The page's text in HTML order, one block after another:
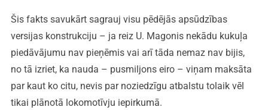
Šis fakts savukārt sagrauj visu pēdējās apsūdzības
versijas konstrukciju – ja reiz U. Magonis nekādu kukuļa
piedāvājumu nav pieņēmis vai arī tāda nemaz nav bijis,
no tā izriet, ka nauda – pusmiljons eiro – viņam maksāta
par kaut ko citu, nevis par noziedzīgu atbalstu tolaik vēl
tikai plānotā lokomotīvju iepirkumā.